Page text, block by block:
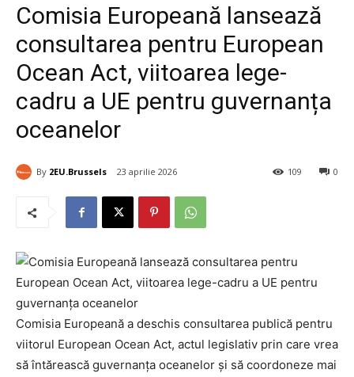
Comisia Europeană lansează
consultarea pentru European
Ocean Act, viitoarea lege-
cadru a UE pentru guvernanța
oceanelor
By 2EU.Brussels 23 aprilie 2026 0
109
Comisia Europeană a deschis consultarea publică pentru
viitorul European Ocean Act, actul legislativ prin care vrea
să întărească guvernanța oceanelor și să coordoneze mai